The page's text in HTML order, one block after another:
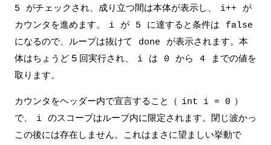
5
がチェックされ、成り立つ間は本体が表示し、 i++
が
カウンタを進めます。
i が 5 に達すると条件は false
になるので、ループは抜けて done
が表示されます。本
体はちょうど 5 回実行され、
i は 0 から 4
までの値を
取ります。
カウンタをヘッダー内で宣言すること（ int i = 0 ）
で、
i のスコープはループ内に限定されます。閉じ波かっ
この後には存在しません。これはまさに望ましい挙動で